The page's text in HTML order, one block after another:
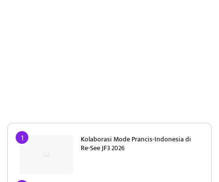
Mengintip Eksperimen Koleksi HARSA